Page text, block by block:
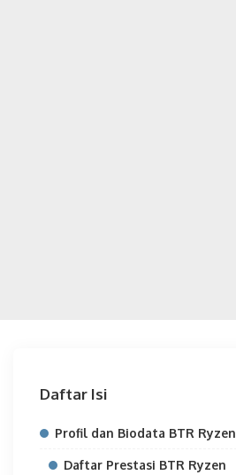
Daftar Isi
Profil dan Biodata BTR Ryzen
Daftar Prestasi BTR Ryzen